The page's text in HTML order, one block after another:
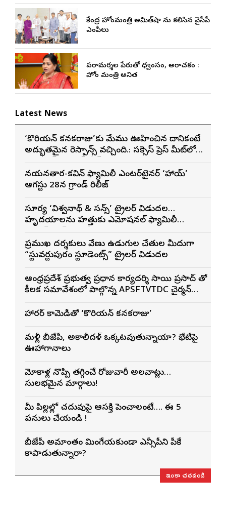
కేంద్ర హోంమంత్రి అమిత్‌షా ను కలిసిన వైసీపీ
ఎంపీలు
పరామర్శల పేరుతో విధ్వంసం, అరాచకం :
హోం మంత్రి అనిత
Latest News
‘కొరియన్ కనకరాజు’కు మేము ఊహించిన దానికంటే
అద్భుతమైన రెస్పాన్స్ వచ్చింది.: సక్సెస్ ప్రెస్ మీట్‌లో
నయనతార-కవిన్ ఫ్యామిలీ ఎంటర్‌టైనర్ ‘హాయ్’
ఆగస్టు 28న గ్రాండ్ రిలీజ్
సూర్య ‘విశ్వనాథ్ & సన్స్’ ట్రైలర్ విడుదల…
హృదయాలను హత్తుకునే ఎమోషనల్ ఫ్యామిలీ
ప్రముఖ దర్శకులు వేణు ఉడుగుల చేతుల మీదుగా
“స్టువర్టుపురం స్టూడెంట్స్” ట్రైలర్ విడుదల
ఆంధ్రప్రదేశ్ ప్రభుత్వ ప్రధాన కార్యదర్శి సాయి ప్రసాద్ తో
కీలక సమావేశంలో పాల్గొన్న APSFTVTDC చైర్మన్
శాఖల అధికారులు
హారర్ కామెడీతో ‘కొరియన్ కనకరాజు’
మళ్లీ బీజేపీ, అకాలీదళ్ ఒక్కటవుతున్నాయా? భేటీపై
ఊహాగానాలు
మోకాళ్ల నొప్పి తగ్గించే రోజువారీ అలవాట్లు…
సులభమైన మార్గాలు!
మీ పిల్లల్లో చదువుపై ఆసక్తి పెంచాలంటే…. ఈ 5
పనులు చేయండి !
బీజేపీ అమాంతం మింగేయకుండా ఎన్సీపీని పీకే
కాపాడుతున్నారా?
ఇంకా చదవండి